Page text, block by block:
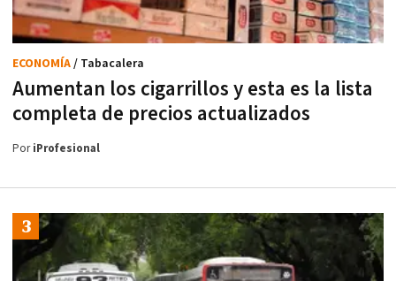
Aumentan los cigarrillos y esta es la lista
completa de precios actualizados
ECONOMÍA/ Tabacalera
PoriProfesional